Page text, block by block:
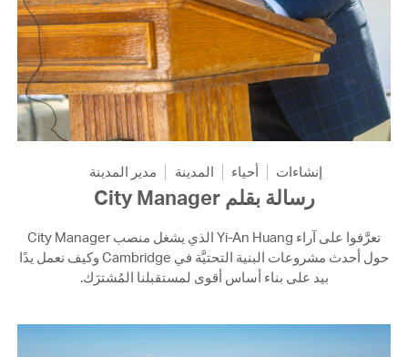
إنشاءات أحياء المدينة مدير المدينة
رسالة بقلم City Manager
تعرَّفوا على آراء Yi-An Huang الذي يشغل منصب City Manager
حول أحدث مشروعات البنية التحتيَّة في Cambridge وكيف نعمل يدًا
بيد على بناء أساس أقوى لمستقبلنا المُشترَك.